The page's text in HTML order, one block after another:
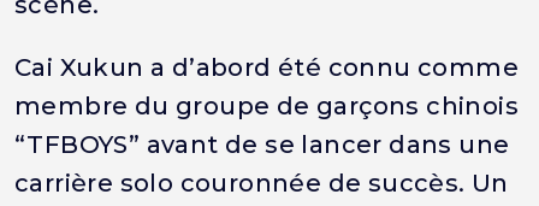
Cai Xukun a d’abord été connu comme
membre du groupe de garçons chinois
“TFBOYS” avant de se lancer dans une
carrière solo couronnée de succès. Un